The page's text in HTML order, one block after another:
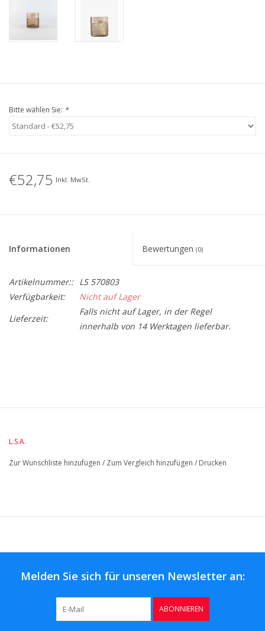
Bitte wählen Sie: *
€52,75 Inkl. MwSt.
Informationen Bewertungen (0)
Artikelnummer:: LS 570803
Verfügbarkeit:
Nicht auf Lager
Lieferzeit:
Falls nicht auf Lager, in der Regel
innerhalb von 14 Werktagen lieferbar.
LängeMM: 86
L.S.A.
Zur Wunschliste hinzufügen / Zum Vergleich hinzufügen / Drucken
Melden Sie sich für unseren Newsletter an:
ABONNIEREN